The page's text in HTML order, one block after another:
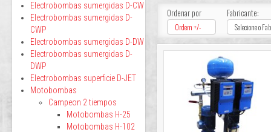
Ordenar por
Ordem +/-
Fabricante:
Selecione o
Electrobombas sumergidas D-CW
Electrobombas sumergidas D-
CWP
Electrobombas sumergidas D-DW
Electrobombas sumergidas D-
DWP
Electrobombas superficie D-JET
Motobombas
Campeon 2 tiempos
Motobombas H-25
Motobombas H-102